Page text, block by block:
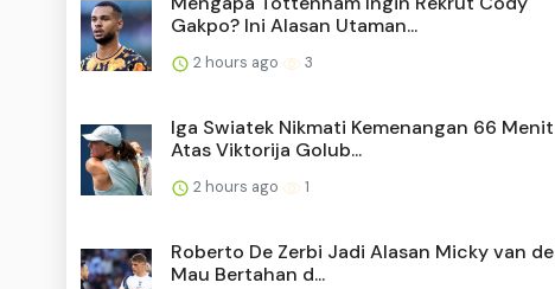
Gakpo? Ini Alasan Utaman...
2 hours ago 3
Iga Swiatek Nikmati Kemenangan 66 Menit
Atas Viktorija Golub...
2 hours ago 1
Roberto De Zerbi Jadi Alasan Micky van
Mau Bertahan d...